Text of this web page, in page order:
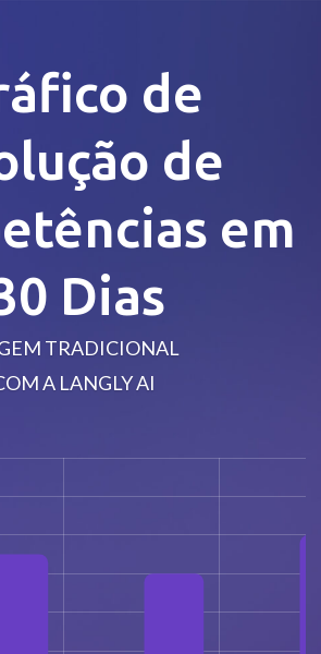
de
de
em
Dias
TRADICIONAL
A LANGLY AI